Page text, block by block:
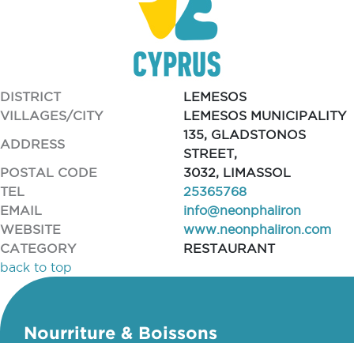
DISTRICT
LEMESOS
VILLAGES/CITY
LEMESOS MUNICIPALITY
ADDRESS
135, GLADSTONOS
STREET,
POSTAL CODE
3032, LIMASSOL
TEL
25365768
EMAIL
info@neonphaliron
WEBSITE
www.neonphaliron.com
CATEGORY
RESTAURANT
back to top
Nourriture & Boissons